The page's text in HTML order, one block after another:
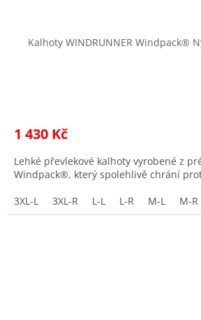
Kalhoty WINDRUNNER Windpack®
1 430 Kč
Lehké převlekové kalhoty vyrobené z
Windpack®, který spolehlivě chrání
3XL-L
3XL-R L-L L-R M-L M-R